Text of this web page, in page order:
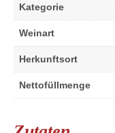
Kategorie
Weinart
Herkunftsort
Nettofüllmenge